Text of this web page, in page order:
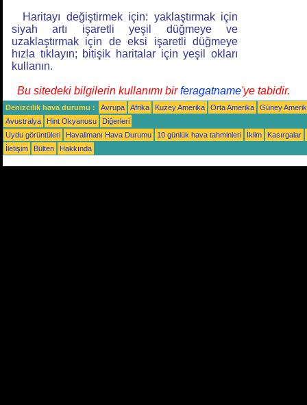
Haritayı değiştirmek için: yaklaştırmak için
siyah artı işaretli yeşil düğmeye ve
uzaklaştırmak için de eksi işaretli düğmeye
hızla tıklayın; bitişik haritalar için yeşil okları
kullanın.
Bu sitedeki bilgilerin kullanımı birferagatname'ye tabidir.
Denizcilik hava durumu : Avrupa Afrika Kuzey Amerika Orta Amerika
Güney
Avustralya
Hint Okyanusu
Diğerleri
Uydu görüntüleri
Havalimanı Hava Durumu 10 günlük hava tahminleri İklim
Kasırgalar
İletişim
Bülten Hakkında